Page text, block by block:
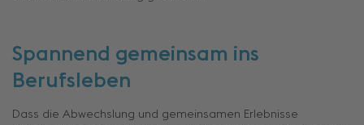
Spannend gemeinsam ins
Berufsleben
Dass die Abwechslung und gemeinsamen Erlebnisse